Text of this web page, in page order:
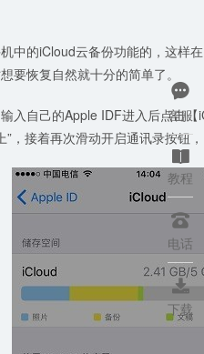
中的iCloud云备份功能的，这样
要恢复自然就十分的简单了。
入自己的Apple IDF进入后点击
，接着再次滑动开启通讯录按钮

客服

教程

电话

下载